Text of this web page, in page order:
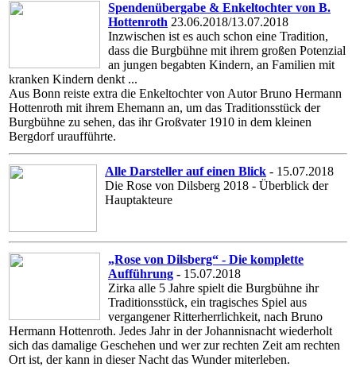
Spendenübergabe & Enkeltochter von B.
Hottenroth 23.06.2018/13.07.2018
Inzwischen ist es auch schon eine Tradition,
dass die Burgbühne mit ihrem großen Potenzial
an jungen begabten Kindern, an Familien mit
kranken Kindern denkt ...
Aus Bonn reiste extra die Enkeltochter von Autor Bruno Hermann
Hottenroth mit ihrem Ehemann an, um das Traditionsstück der
Burgbühne zu sehen, das ihr Großvater 1910 in dem kleinen
Bergdorf uraufführte.
Alle Darsteller auf einen Blick - 15.07.2018
Die Rose von Dilsberg 2018 - Überblick der
Hauptakteure
„Rose von Dilsberg“ - Die komplette
Aufführung - 15.07.2018
Zirka alle 5 Jahre spielt die Burgbühne ihr
Traditionsstück, ein tragisches Spiel aus
vergangener Ritterherrlichkeit, nach Bruno
Hermann Hottenroth. Jedes Jahr in der Johannisnacht wiederholt
sich das damalige Geschehen und wer zur rechten Zeit am rechten
Ort ist, der kann in dieser Nacht das Wunder miterleben.